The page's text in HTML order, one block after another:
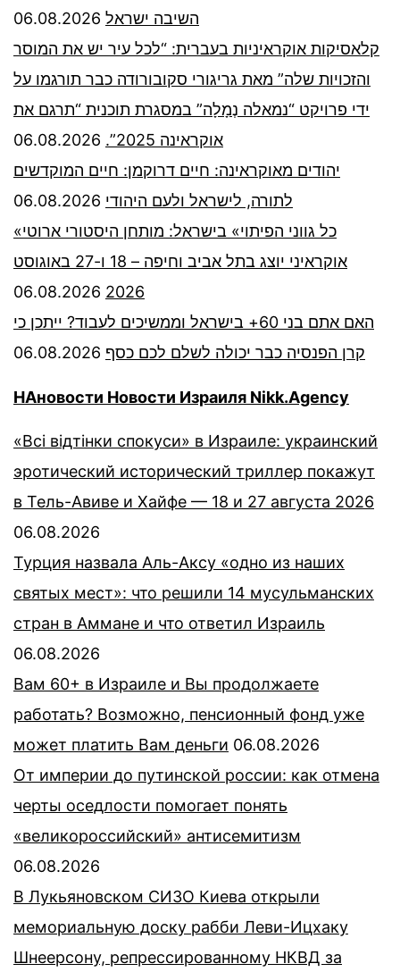
השיבה ישראל 06.08.2026
קלאסיקות אוקראיניות בעברית: “לכל עיר יש את המוסר
והזכויות שלה” מאת גריגורי סקובורודה כבר תורגמו על
ידי פרויקט “נמאלה נְמָלָה” במסגרת תוכנית “תרגם את
אוקראינה 2025”.
06.08.2026
יהודים מאוקראינה: חיים דרוקמן: חיים המוקדשים
לתורה, לישראל ולעם היהודי 06.08.2026
«כל גווני הפיתוי» בישראל: מותחן היסטורי ארוטי
אוקראיני יוצג בתל אביב וחיפה – 18 ו-27 באוגוסט
2026
06.08.2026
האם אתם בני 60+ בישראל וממשיכים לעבוד? ייתכן כי
קרן הפנסיה כבר יכולה לשלם לכם כסף 06.08.2026
НАновости Новости Израиля Nikk.Agency
«Всі відтінки спокуси» в Израиле: украинский
эротический исторический триллер покажут
в Тель-Авиве и Хайфе — 18 и 27 августа 2026
06.08.2026
Турция назвала Аль-Аксу «одно из наших
святых мест»: что решили 14 мусульманских
стран в Аммане и что ответил Израиль
06.08.2026
Вам 60+ в Израиле и Вы продолжаете
работать? Возможно, пенсионный фонд уже
может платить Вам деньги 06.08.2026
От империи до путинской россии: как отмена
черты оседлости помогает понять
«великороссийский» антисемитизм
06.08.2026
В Лукьяновском СИЗО Киева открыли
мемориальную доску рабби Леви-Ицхаку
Шнеерсону, репрессированному НКВД за